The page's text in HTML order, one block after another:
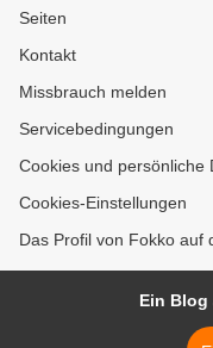
Seiten
Kontakt
Missbrauch melden
Servicebedingungen
Cookies und persönliche
Cookies-Einstellungen
Das Profil von Fokko auf
Ein Blog